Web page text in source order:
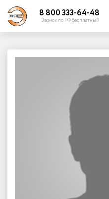
8 800 333-64-48
Звонок по РФ бесплатный